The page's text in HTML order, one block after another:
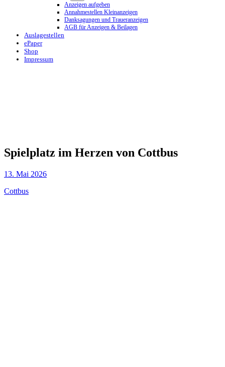
Anzeigen aufgeben
Annahmestellen Kleinanzeigen
Danksagungen und Traueranzeigen
AGB für Anzeigen & Beilagen
Auslagestellen
ePaper
Shop
Impressum
Spielplatz im Herzen von Cottbus
13. Mai 2026
Cottbus